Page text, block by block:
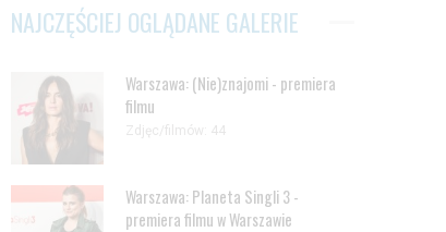
NAJCZĘŚCIEJ OGLĄDANE GALERIE
Warszawa: (Nie)znajomi - premiera
filmu
Zdjęc/filmów: 44
Warszawa: Planeta Singli 3 -
premiera filmu w Warszawie